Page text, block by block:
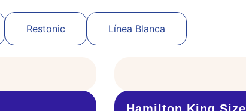
Restonic Línea Blanca